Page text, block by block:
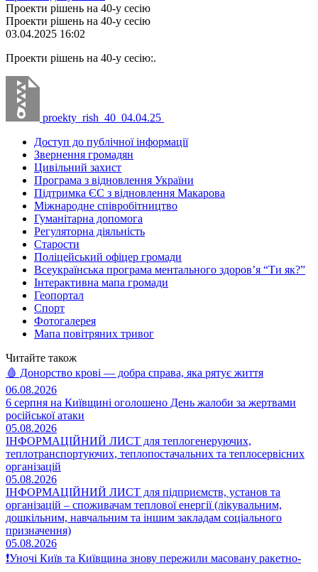
Проекти рішень на 40-у сесію
Проекти рішень на 40-у сесію
03.04.2025 16:02
Проекти рішень на 40-у сесію:.
proekty_rish_40_04.04.25
Доступ до публічної інформації
Звернення громадян
Цивільний захист
Програма з відновлення України
Підтримка ЄС з відновлення Макарова
Міжнародне співробітництво
Гуманітарна допомога
Регуляторна діяльність
Старости
Поліцейський офіцер громади
Всеукраїнська програма ментального здоров’я “Ти як?”
Інтерактивна мапа громади
Геопортал
Спорт
Фотогалерея
Мапа повітряних тривог
Читайте також
🩸 Донорство крові — добра справа, яка рятує життя
06.08.2026
6 серпня на Київщині оголошено День жалоби за жертвами
російської атаки
05.08.2026
ІНФОРМАЦІЙНИЙ ЛИСТ для теплогенеруючих,
теплотранспортуючих, теплопостачальних та теплосервісних
організацій
05.08.2026
ІНФОРМАЦІЙНИЙ ЛИСТ для підприємств, установ та
організацій – споживачам теплової енергії (лікувальним,
дошкільним, навчальним та іншим закладам соціального
призначення)
05.08.2026
❗️Уночі Київ та Київщина знову пережили масовану ракетно-